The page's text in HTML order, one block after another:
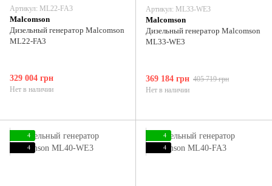
Артикул: ML22-FA3
Malcomson
Дизельный генератор Malcomson
ML22-FA3
329 004 грн
Нет в наличии
Артикул: ML33-WE3
Malcomson
Дизельный генератор Malcomson
ML33-WE3
369 184 грн 405 719 грн
Нет в наличии
4
4
4
4